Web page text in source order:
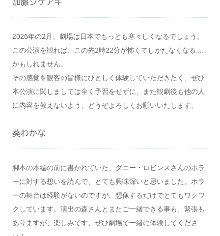
加藤シゲアキ
2026年の2月、劇場は日本でもっとも寒々しくなるでしょう。
この公演を観れば、この先2時22分が怖くてしかたなくなる……
かもしれません。
その感覚を観客の皆様にひとしく体験していただきたく、ぜひ
本公演に関しましては全く予習をせずに、また観劇後も他の人
に内容を教えないよう、どうぞよろしくお願いいたします。
葵わかな
脚本の本編の前に書かれていた、ダニー・ロビンスさんのホラ
ーに対する想いを読んで、とても興味深いと思いました。ホラ
ーの舞台は経験がないのですが、想像するだけでとてもワクワ
クしています。演出の森さんとまたご一緒できる事も、緊張も
ありますが、楽しみです。ぜひ劇場で一緒に体験してくださ